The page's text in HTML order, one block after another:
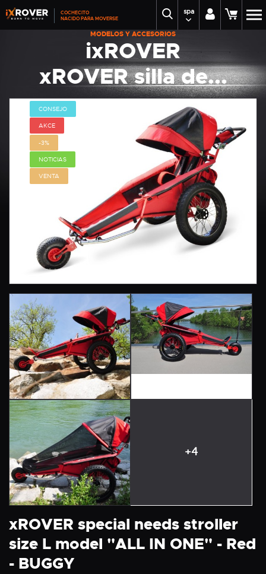
COCHECITO
NACIDO PARA MOVERSE
spa
MODELOS Y ACCESORIOS
ixROVER
xROVER silla de...
CONSEJO
AKCE
-3%
NOTICIAS
VENTA
+4
xROVER special needs stroller
size L model "ALL IN ONE" - Red
- BUGGY